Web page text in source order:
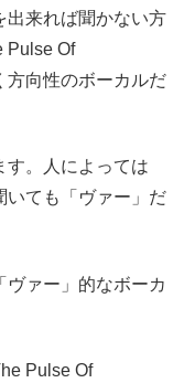
出来れば聞かない方
Pulse Of
方向性のボーカルだ
す。人によっては
いても「ヴァー」だ
ヴァー」的なボーカ
Pulse Of